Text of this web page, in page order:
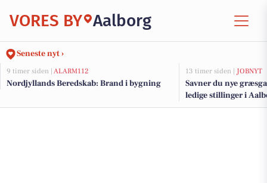
VORES BY Aalborg
Seneste nyt ›
9 timer siden | ALARM112
Nordjyllands Beredskab: Brand i bygning
13 timer siden | JOBNYT
Savner du nye
ledige stillinger i